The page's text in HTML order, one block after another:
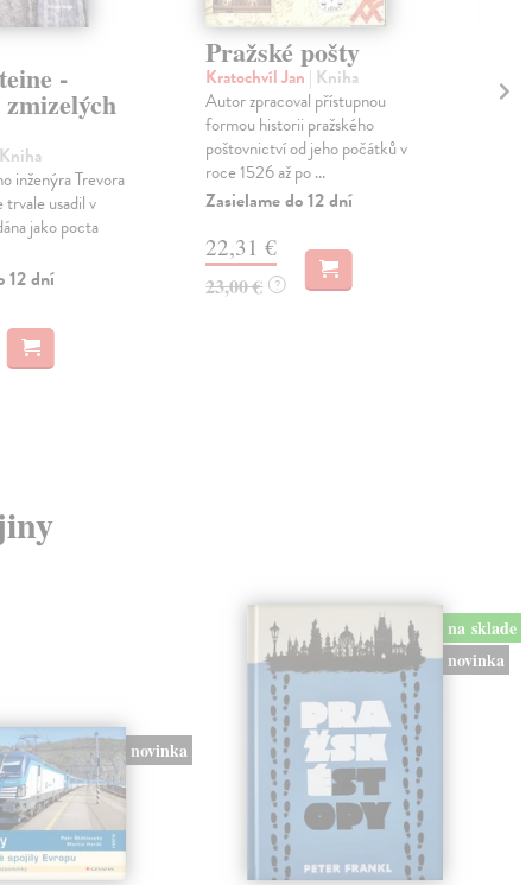
-
inženýra Trevora
usadil v
jako pocta
12 dní
Pražské pošty
Kratochvíl Jan | Kniha
Autor zpracoval přístupnou
formou historii pražského
poštovnictví od jeho počátků v
roce 1526 až po ...
Zasielame do 12 dní
22,31 €
23,00 € ?
novinka
na sklade
novinka